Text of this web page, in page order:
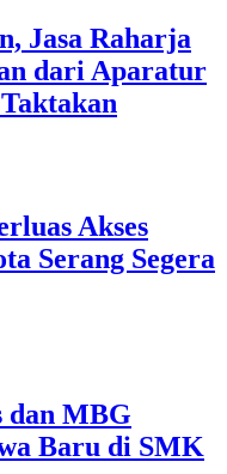
Jasa Raharja
dari Aparatur
Akses
Serang Segera
dan MBG
Baru di SMK